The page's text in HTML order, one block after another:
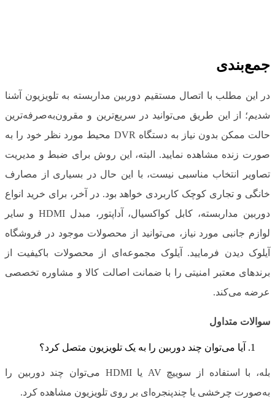
جمع‌بندی
در این مطلب با اتصال مستقیم دوربین مداربسته به تلویزیون آشنا
شدیم؛ از این طریق می‌توانید در سریع‌ترین و مقرون‌به‌صرفه‌ترین
حالت ممکن بدون نیاز به دستگاه DVR محیط مورد نظر خود را به
صورت زنده مشاهده نمایید. البته، این روش برای ضبط و مدیریت
تصاویر انتخاب مناسبی نیست، با این حال در بسیاری از مصارف
خانگی و تجاری کوچک کاربردی خواهد بود. در آخر، برای خرید انواع
دوربین مداربسته، کابل کواکسیال، آداپتور، مبدل HDMI و سایر
لوازم جانبی مورد نیاز، می‌توانید از محصولات موجود در فروشگاه
آیلوک دیدن فرمایید. آیلوک مجموعه‌ای از محصولات باکیفیت از
برندهای معتبر امنیتی را با ضمانت اصالت کالا و مشاوره تخصصی
عرضه می‌کند.
سوالات متداول
آیا می‌توان چند دوربین را به یک تلویزیون متصل کرد؟
بله، با استفاده از سوییچ AV یا HDMI می‌توان چند دوربین را
به‌صورت چرخشی یا چندپنجره‌ای بر روی تلویزیون مشاهده کرد.